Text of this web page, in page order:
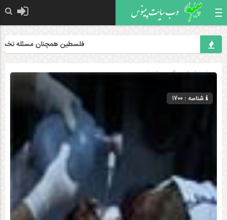
فلسطین همچنان مسئله نخست
صفحه اصلی» گروه »اخبار
شناسه : 1700